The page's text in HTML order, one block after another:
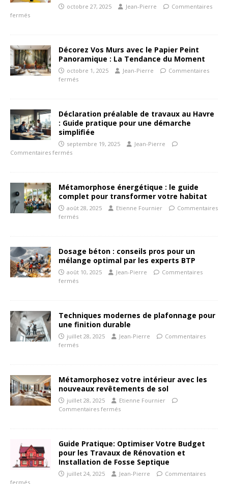
octobre 27, 2025 Jean-Pierre
Commentaires
fermés
Décorez Vos Murs avec le Papier Peint
Panoramique : La Tendance du Moment
octobre 1, 2025 Jean-Pierre
Commentaires
fermés
Déclaration préalable de travaux au Havre
: Guide pratique pour une démarche
simplifiée
septembre 19, 2025
Jean-Pierre
Commentaires fermés
Métamorphose énergétique : le guide
complet pour transformer votre habitat
août 28, 2025 Etienne Fournier
Commentaires
fermés
Dosage béton : conseils pros pour un
mélange optimal par les experts BTP
août 10, 2025 Jean-Pierre
Commentaires
fermés
Techniques modernes de plafonnage pour
une finition durable
juillet 28, 2025 Jean-Pierre
Commentaires
fermés
Métamorphosez votre intérieur avec les
nouveaux revêtements de sol
juillet 28, 2025
Etienne Fournier
Commentaires fermés
Guide Pratique: Optimiser Votre Budget
pour les Travaux de Rénovation et
Installation de Fosse Septique
juillet 24, 2025 Jean-Pierre
Commentaires
fermés